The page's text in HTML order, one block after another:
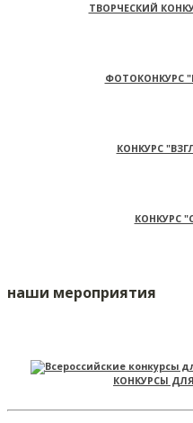
ТВОРЧЕСКИЙ
ФОТОКОНКУРС
КОНКУРС
КОНКУРС
наши мероприятия
КОНКУРСЫ